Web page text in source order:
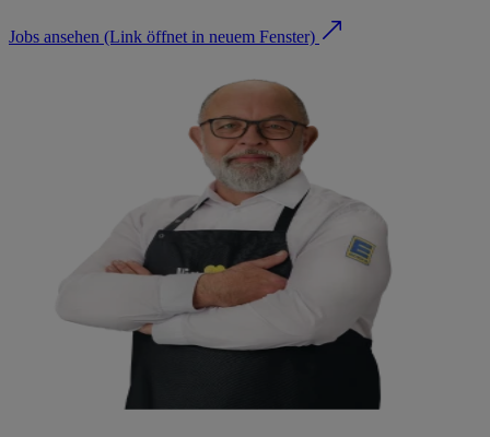
Jobs ansehen (Link öffnet in neuem Fenster)